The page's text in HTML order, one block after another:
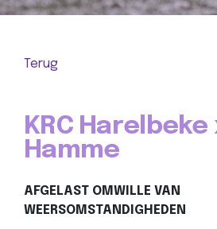
Terug
KRC Harelbeke
Hamme
AFGELAST OMWILLE VAN
WEERSOMSTANDIGHEDEN